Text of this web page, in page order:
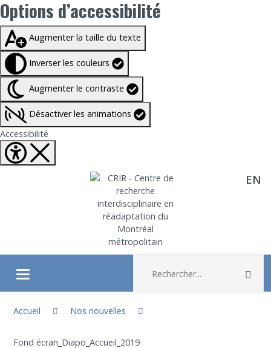
Options d’accessibilité
Taille du texte à100%
Augmenter la taille du texte
Inverser les couleurs
Augmenter le contraste
Désactiver les animations
Accessibilité
Aller directement au contenu EN
Ouvrir/fermer le menu
À propos
Recherche
Accueil
Nos nouvelles
Fond écran_Diapo_Accueil_2019